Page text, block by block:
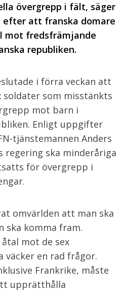
övergrepp i fält, säger
efter att franska domare
mot fredsfrämjande
republiken.
i förra veckan att
soldater som misstänkts
mot barn i
Enligt uppgifter
tjänstemannen Anders
regering ska minderåriga
för övergrepp i
omvärlden att man ska
ska komma fram.
mot de sex
en rad frågor.
Frankrike, måste
upprätthålla